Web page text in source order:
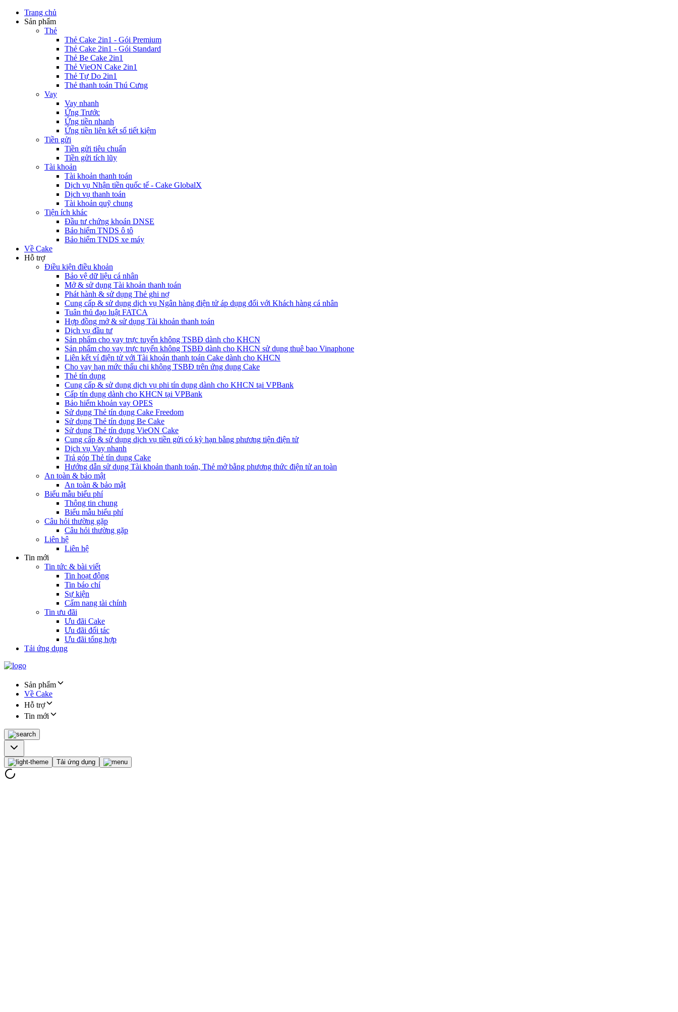
Trang chủ
Sản phẩm
Thẻ
Thẻ Cake 2in1 - Gói Premium
Thẻ Cake 2in1 - Gói Standard
Thẻ Be Cake 2in1
Thẻ VieON Cake 2in1
Thẻ Tự Do 2in1
Thẻ thanh toán Thú Cưng
Vay
Vay nhanh
Ứng Trước
Ứng tiền nhanh
Ứng tiền liên kết sổ tiết kiệm
Tiền gửi
Tiền gửi tiêu chuẩn
Tiền gửi tích lũy
Tài khoản
Tài khoản thanh toán
Dịch vụ Nhận tiền quốc tế - Cake GlobalX
Dịch vụ thanh toán
Tài khoản quỹ chung
Tiện ích khác
Đầu tư chứng khoán DNSE
Bảo hiểm TNDS ô tô
Bảo hiểm TNDS xe máy
Về Cake
Hỗ trợ
Điều kiện điều khoản
Bảo vệ dữ liệu cá nhân
Mở & sử dụng Tài khoản thanh toán
Phát hành & sử dụng Thẻ ghi nợ
Cung cấp & sử dụng dịch vụ Ngân hàng điện tử áp dụng đối với Khách hàng cá nhân
Tuân thủ đạo luật FATCA
Hợp đồng mở & sử dụng Tài khoản thanh toán
Dịch vụ đầu tư
Sản phẩm cho vay trực tuyến không TSBĐ dành cho KHCN
Sản phẩm cho vay trực tuyến không TSBĐ dành cho KHCN sử dụng thuê bao Vinaphone
Liên kết ví điện tử với Tài khoản thanh toán Cake dành cho KHCN
Cho vay hạn mức thấu chi không TSBĐ trên ứng dụng Cake
Thẻ tín dụng
Cung cấp & sử dụng dịch vụ phi tín dụng dành cho KHCN tại VPBank
Cấp tín dụng dành cho KHCN tại VPBank
Bảo hiểm khoản vay OPES
Sử dụng Thẻ tín dụng Cake Freedom
Sử dụng Thẻ tín dụng Be Cake
Sử dụng Thẻ tín dụng VieON Cake
Cung cấp & sử dụng dịch vụ tiền gửi có kỳ hạn bằng phương tiện điện tử
Dịch vụ Vay nhanh
Trả góp Thẻ tín dụng Cake
Hướng dẫn sử dụng Tài khoản thanh toán, Thẻ mở bằng phương thức điện tử an toàn
An toàn & bảo mật
An toàn & bảo mật
Biểu mẫu biểu phí
Thông tin chung
Biểu mẫu biểu phí
Câu hỏi thường gặp
Câu hỏi thường gặp
Liên hệ
Liên hệ
Tin mới
Tin tức & bài viết
Tin hoạt động
Tin báo chí
Sự kiện
Cẩm nang tài chính
Tin ưu đãi
Ưu đãi Cake
Ưu đãi đối tác
Ưu đãi tổng hợp
Tải ứng dụng
Sản phẩm
Về Cake
Hỗ trợ
Tin mới
Tải ứng dụng